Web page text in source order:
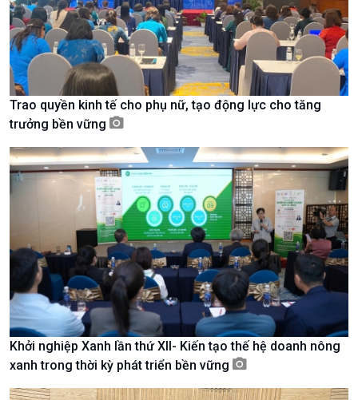
Xã hội
Tin Đời sống & Xã hội
360 độ Sức khỏe
Chuyển đổi Xanh
Tài nguyên và Môi trường
Chuyên gia của bạn
Khoa học & Công nghệ
Tin Khoa học & Công nghệ
Kết nối công nghệ
Sống chung với biến đổi
khí hậu
Trao quyền kinh tế cho phụ nữ, tạo động lực cho tăng
trưởng bền vững
Khởi nghiệp Xanh lần thứ XII- Kiến tạo thế hệ doanh nông
xanh trong thời kỳ phát triển bền vững